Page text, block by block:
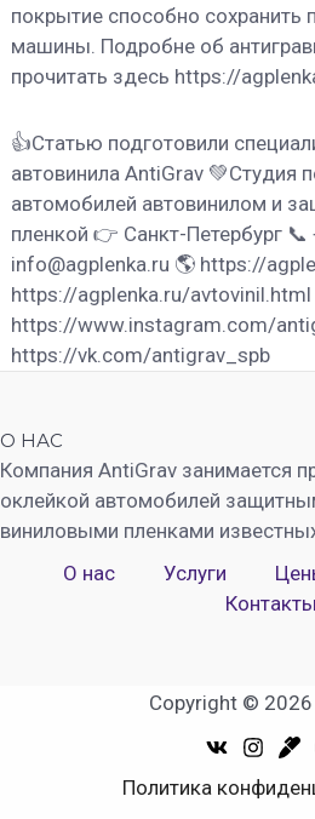
покрытие способно сохранить
машины. Подробне об
прочитать здесь https://
👍Статью подготовили
автовинила AntiGrav 💚Студия
автомобилей автовинилом и
пленкой 👉 Санкт-Петербург
info@agplenka.ru 🌎 https://
https://agplenka.ru/avtovinil.html
https://www.instagram.com/
https://vk.com/antigrav_spb
О НАС
Компания AntiGrav занимается
оклейкой автомобилей
виниловыми пленками
О нас
Услуги
Контакты
Copyright ©
Политика